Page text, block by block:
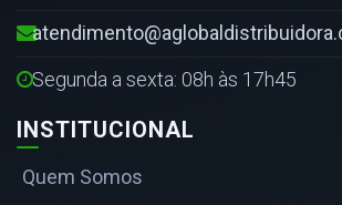
Segunda a sexta: 08h às 17h45
INSTITUCIONAL
Quem Somos